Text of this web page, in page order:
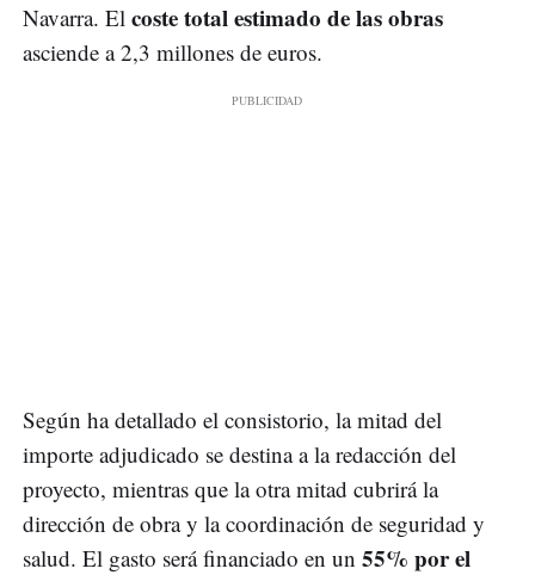
Navarra. El coste total estimado de las obras
asciende a 2,3 millones de euros.
Según ha detallado el consistorio, la mitad del
importe adjudicado se destina a la redacción del
proyecto, mientras que la otra mitad cubrirá la
dirección de obra y la coordinación de seguridad y
salud. El gasto será financiado en un 55% por el